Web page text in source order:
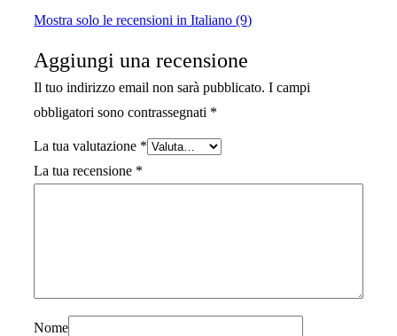
Mostra solo le recensioni in Italiano (9)
Aggiungi una recensione
Il tuo indirizzo email non sarà pubblicato. I campi
obbligatori sono contrassegnati *
La tua valutazione *
La tua recensione *
Nome